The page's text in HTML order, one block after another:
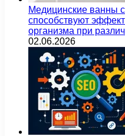
Медицинские ванны
способствуют
организма при
02.06.2026